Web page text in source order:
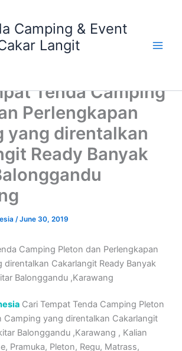
Camping & Event
Langit
Tenda Camping
Perlengkapan
yang direntalkan
Ready Banyak
/June 30, 2019
Camping Pleton dan Perlengkapan
direntalkan Cakarlangit Ready Banyak
Balonggandu ,Karawang
Cari Tempat Tenda Camping Pleton
Camping yang direntalkan Cakarlangit
Balonggandu ,Karawang , Kalian
Pramuka, Pleton, Regu, Matrass,